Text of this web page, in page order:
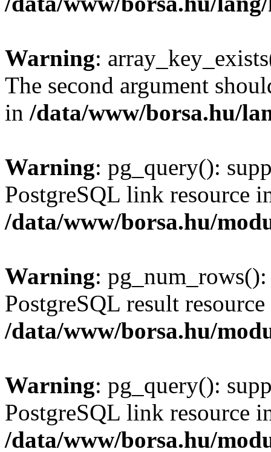
Warning:
The second argument
in /data/www/borsa.hu/
Warning: pg_query():
PostgreSQL link resource
/data/www/borsa.hu/
Warning:
PostgreSQL result
/data/www/borsa.hu/
Warning: pg_query():
PostgreSQL link resource
/data/www/borsa.hu/